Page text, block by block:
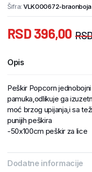
Šifra: VLK000672-braonboja
RSD396,00
Opis
Peškir Popcorn
pamuka,odlikuje ga
moć brzog upijanja,i sa
punijih peškira
-50x100cm peškir za lice
Dodatne informacije